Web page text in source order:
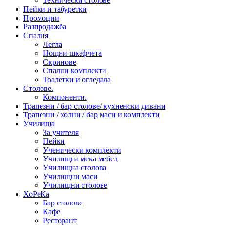
Пейки и табуретки
Промоции
Разпродажба
Спалня
Легла
Нощни шкафчета
Скринове
Спални комплекти
Тоалетки и огледала
Столове.
Компоненти.
Трапезни / бар столове/ кухненски дивани
Трапезни / холни / бар маси и комплекти
Училища
За учителя
Пейки
Ученически комплекти
Училищна мека мебел
Училищна столова
Училищни маси
Училищни столове
ХоРеКа
Бар столове
Кафе
Ресторант